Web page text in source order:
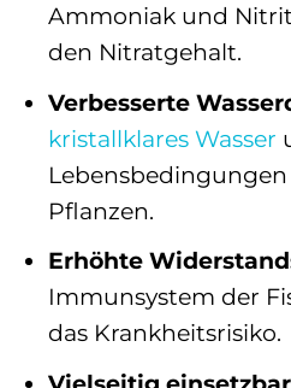
Ammoniak und
den Nitratgehalt.
Verbesserte
kristallklares Wasser
Pflanzen.
Erhöhte
Immunsystem der
das Krankheitsrisiko.